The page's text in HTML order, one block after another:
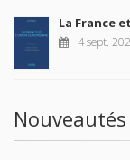
La France
4 sept.
Nouveautés